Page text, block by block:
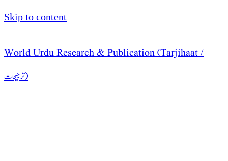
Skip to content
World Urdu Research & Publication (Tarjihaat /
ترجیحات )